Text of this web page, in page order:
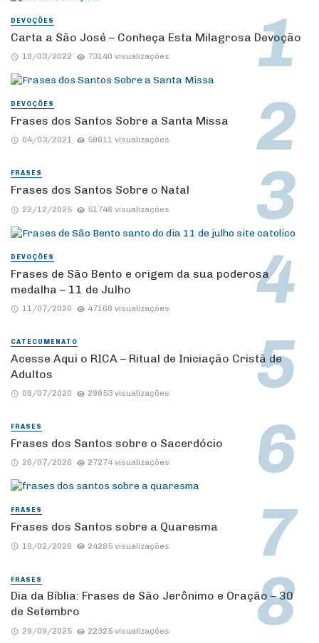
DEVOÇÕES
Carta a São José – Conheça Esta Milagrosa Devoção
18/03/2022 73140 visualizações
DEVOÇÕES
Frases dos Santos Sobre a Santa Missa
04/03/2021 59611 visualizações
FRASES
Frases dos Santos Sobre o Natal
22/12/2025 51748 visualizações
DEVOÇÕES
Frases de São Bento e origem da sua poderosa
medalha – 11 de Julho
11/07/2026 47168 visualizações
CATECUMENATO
Acesse Aqui o RICA – Ritual de Iniciação Cristã de
Adultos
09/07/2020 29953 visualizações
FRASES
Frases dos Santos sobre o Sacerdócio
26/07/2026 27274 visualizações
FRASES
Frases dos Santos sobre a Quaresma
18/02/2026 24285 visualizações
FRASES
Dia da Bíblia: Frases de São Jerônimo e Oração – 30
de Setembro
29/09/2025 22325 visualizações